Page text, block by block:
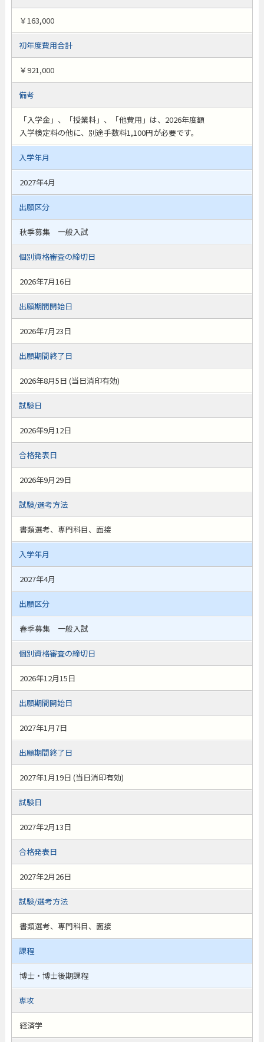
￥163,000
初年度費用合計
￥921,000
備考
「入学金」、「授業料」、「他費用」は、2026年度額
入学検定料の他に、別途手数料1,100円が必要です。
入学年月
2027年4月
出願区分
秋季募集 一般入試
個別資格審査の締切日
2026年7月16日
出願期間開始日
2026年7月23日
出願期間終了日
2026年8月5日 (当日消印有効)
試験日
2026年9月12日
合格発表日
2026年9月29日
試験/選考方法
書類選考、専門科目、面接
入学年月
2027年4月
出願区分
春季募集 一般入試
個別資格審査の締切日
2026年12月15日
出願期間開始日
2027年1月7日
出願期間終了日
2027年1月19日 (当日消印有効)
試験日
2027年2月13日
合格発表日
2027年2月26日
試験/選考方法
書類選考、専門科目、面接
課程
博士・博士後期課程
専攻
経済学